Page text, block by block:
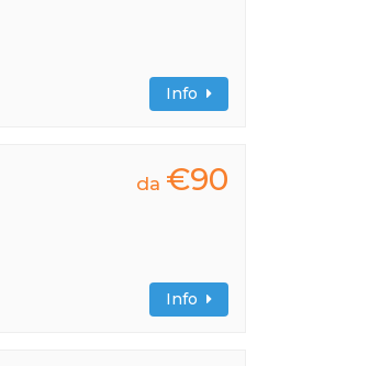
Info
da €90
Info